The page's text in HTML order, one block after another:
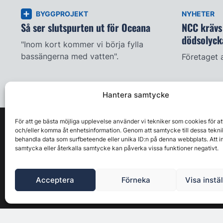
Hantera samtycke
För att ge bästa möjliga upplevelse använder vi tekniker som cookies för
och/eller komma åt enhetsinformation. Genom att samtycke till dessa
behandla data som surfbeteende eller unika ID:n på denna webbplats. Att
samtycka eller återkalla samtycke kan påverka vissa funktioner negativt.
Acceptera Förneka Visa
BYGGPROJEKT
Så ser slutspurten ut för Oceana
"Inom kort kommer vi börja fylla
bassängerna med vatten".
NYHETER
NCC
Företaget